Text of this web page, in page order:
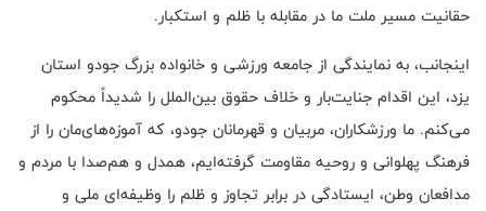
حقانیت مسیر ملت ما در مقابله با ظلم و استکبار.
اینجانب، به نمایندگی از جامعه ورزشی و خانواده بزرگ جودو استان
یزد، این اقدام جنایت‌بار و خلاف حقوق بین‌الملل را شدیداً محکوم
می‌کنم. ما ورزشکاران، مربیان و قهرمانان جودو، که آموزه‌های‌مان را از
فرهنگ پهلوانی و روحیه مقاومت گرفته‌ایم، همدل و هم‌صدا با مردم و
مدافعان وطن، ایستادگی در برابر تجاوز و ظلم را وظیفه‌ای ملی و